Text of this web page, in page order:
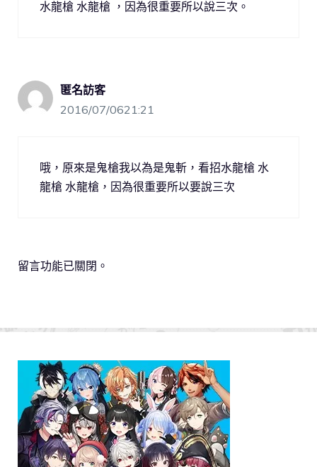
水龍槍 水龍槍 ，因為很重要所以說三次。
匿名訪客
2016/07/0621:21
哦，原來是鬼槍我以為是鬼斬，看招水龍槍 水
龍槍 水龍槍，因為很重要所以要說三次
留言功能已關閉。